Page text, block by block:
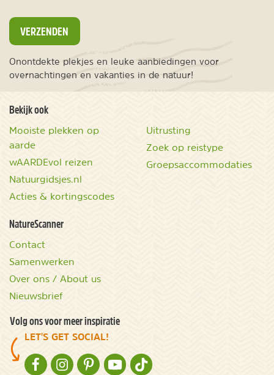
VERZENDEN
Onontdekte plekjes en leuke aanbiedingen voor
overnachtingen en vakanties in de natuur!
Bekijk ook
Mooiste plekken op
aarde
wAARDEvol reizen
Natuurgidsjes.nl
Acties & kortingscodes
Uitrusting
Zoek op reistype
Groepsaccommodaties
NatureScanner
Contact
Samenwerken
Over ons / About us
Nieuwsbrief
Volg ons voor meer inspiratie
LET'S GET SOCIAL!
NATURESCANNER OP FACEBOOK
NATURESCANNER OP INSTAGRAM
NATURESCANNER OP PINTEREST
NATURESCANNER OP YOUTUBE
NATURESCANNER OP TIKTOK